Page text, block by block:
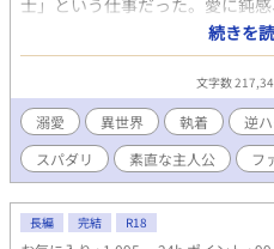
士」という仕事だった。愛に鈍
に、目を離せないと構い溺愛す
愛され・逆ハーのBLファンタ
はね、本当はこの世界の人間じ
こは魔術なんてものはなくて、
だよ…」 小さい頃、死んだ母か
話…ノエル・リンデジャックの母
突然この国に迷い込んだ転移者
転移した者は、特別な力を有す
される。しかし、カレンは聖女
厭い、魔物討伐中に起こった事
続きを
文字数
溺愛 異世界 執着 逆
スパダリ
素直な主人公 フ
長編 完結 R18